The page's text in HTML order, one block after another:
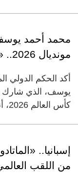
محمد أحمد
مونديال 2026.. «تجربة استثنائية»
أكد الحكم الدولي
يوسف، الذي شارك
كأس العالم 2026، أنه
إسبانيا..
من اللقب